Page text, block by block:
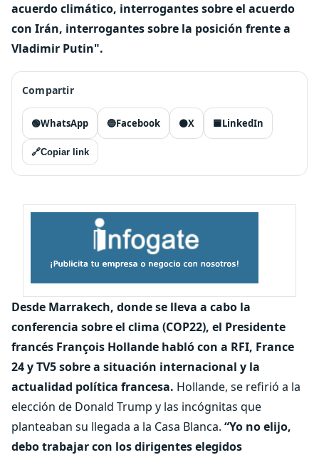
acuerdo climático, interrogantes sobre el acuerdo
con Irán, interrogantes sobre la posición frente a
Vladimir Putin".
Compartir
🟢WhatsApp 🔵Facebook ⚫X 🟦LinkedIn
🔗Copiar link
Desde Marrakech, donde se lleva a cabo la
conferencia sobre el clima (COP22), el Presidente
francés François Hollande habló con a RFI, France
24 y TV5 sobre a situación internacional y la
actualidad política francesa. Hollande, se refirió a la
elección de Donald Trump y las incógnitas que
planteaban su llegada a la Casa Blanca. “Yo no elijo,
debo trabajar con los dirigentes elegidos